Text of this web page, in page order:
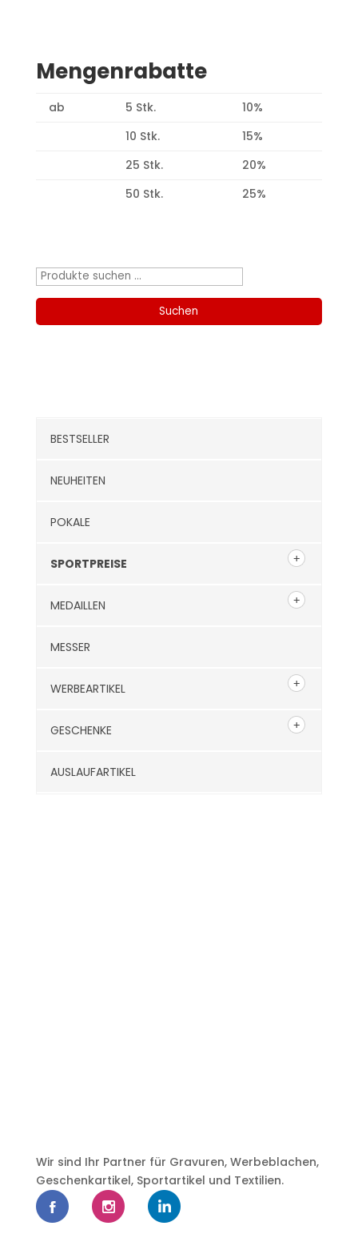
Mengenrabatte
ab 5 Stk.
10%
10 Stk.
15%
25 Stk.
20%
50 Stk.
25%
Suchen
Suchen
BESTSELLER
NEUHEITEN
POKALE
SPORTPREISE
MEDAILLEN
MESSER
WERBEARTIKEL
GESCHENKE
AUSLAUFARTIKEL
Wir sind Ihr Partner für Gravuren, Werbeblachen,
Geschenkartikel, Sportartikel und Textilien.